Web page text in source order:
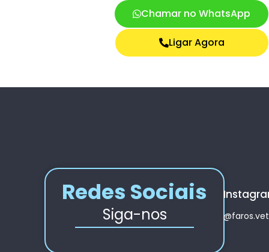
Chamar no WhatsApp
Ligar Agora
Redes Sociais
Siga-nos @faros.vet